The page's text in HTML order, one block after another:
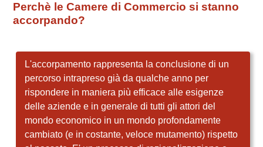
Perchè le Camere di Commercio si stanno
accorpando?
L'accorpamento rappresenta la conclusione di un
percorso intrapreso già da qualche anno per
rispondere in maniera più efficace alle esigenze
delle aziende e in generale di tutti gli attori del
mondo economico in un mondo profondamente
cambiato (e in costante, veloce mutamento) rispetto